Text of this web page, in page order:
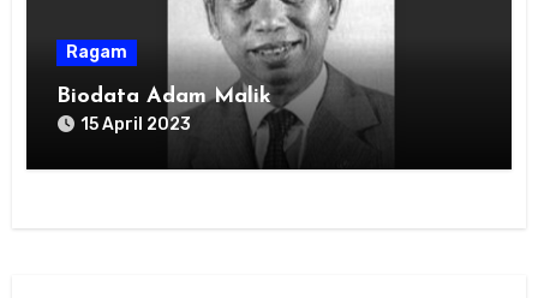
Ragam
Biodata Adam Malik
15 April 2023